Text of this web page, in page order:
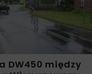
DW450 między